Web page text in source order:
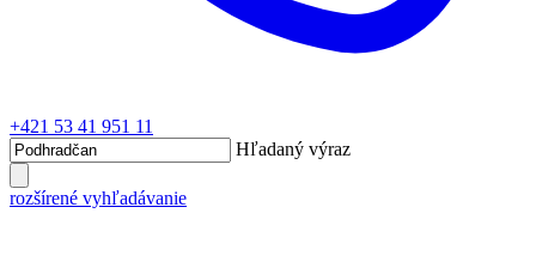
+421 53 41 951 11
Hľadaný výraz
rozšírené vyhľadávanie